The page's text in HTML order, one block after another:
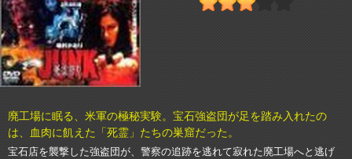
廃工場に眠る、米軍の極秘実験。宝石強盗団が足を踏み入れたの
は、血肉に飢えた「死霊」たちの巣窟だった。
宝石店を襲撃した強盗団が、警察の追跡を逃れて寂れた廃工場へと逃げ